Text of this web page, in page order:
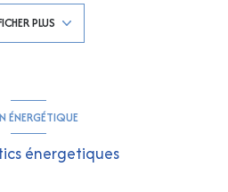
cellier avec cave à vins.Terrain
- Grand garage double de 53
extérieures !!!! Superbe potentiel !
PLUS
ÉNERGÉTIQUE
énergetiques